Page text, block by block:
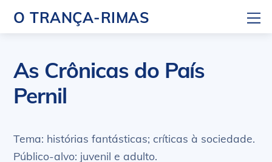
O TRANÇA-RIMAS
As Crônicas do País
Pernil
Tema: histórias fantásticas; críticas à sociedade.
Público-alvo: juvenil e adulto.